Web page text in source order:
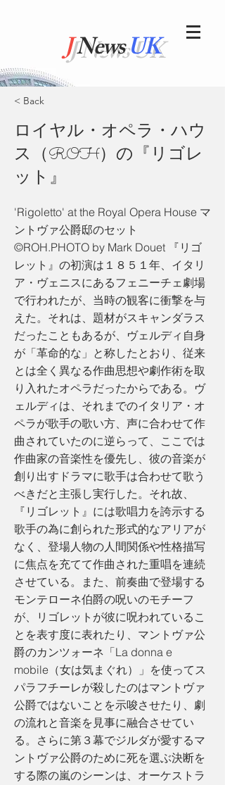
JNewsUK
< Back
ロイヤル・オペラ・ハウ
ス（ROH）の『リゴレ
ット』
'Rigoletto' at the Royal Opera House マ
ントヴァ公爵邸のセット
©︎ROH.PHOTO by Mark Douet 『リゴ
レット』の初演は１８５１年、イタリ
ア・ヴェニスにあるフェニーチェ劇場
で行われたが、当時の観客に衝撃を与
えた。それは、題材がスキャンダラス
だったこともあるが、ヴェルディ自身
が「革命的な」と称したとおり、従来
とは全く異なる作曲思想や劇作術を取
り入れたオペラだったからである。ヴ
ェルディは、それまでのイタリア・オ
ペラが歌手の歌い方、声に合わせて作
曲されていたのに逆らって、ここでは
作曲家の音楽性を優先し、彼の音楽が
創り出すドラマに歌手は合わせて歌う
べきだと主張し実行した。それ故、
『リゴレット』には歌唱力を誇示する
歌手の為に創られた形式的なアリアが
なく、登場人物の人間関係や性格描写
に焦点を充てて作曲された重唱を連続
させている。また、前奏曲で登場する
モンテローネ伯爵の呪いのモチーフ
が、リゴレットが彼に呪われているこ
とを表す度に表れたり、マントヴァ公
爵のカンツォーネ「La donna e
mobile（女は気まぐれ）」を使ってス
パラフチーレが殺したのはマントヴァ
公爵ではないことを示唆させたり、劇
の流れと音楽を見事に融合させてい
る。さらに第３幕でジルダが愛するマ
ントヴァ公爵のために死を選ぶ決断を
する際の嵐のシーンは、オーケストラ